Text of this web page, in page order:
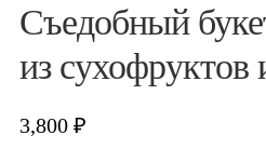
Букет из фруктов и овощей
Сладкие букеты из конфет
Букеты из сухофруктов и орехов
Съедобный
из сухофруктов
3,800₽